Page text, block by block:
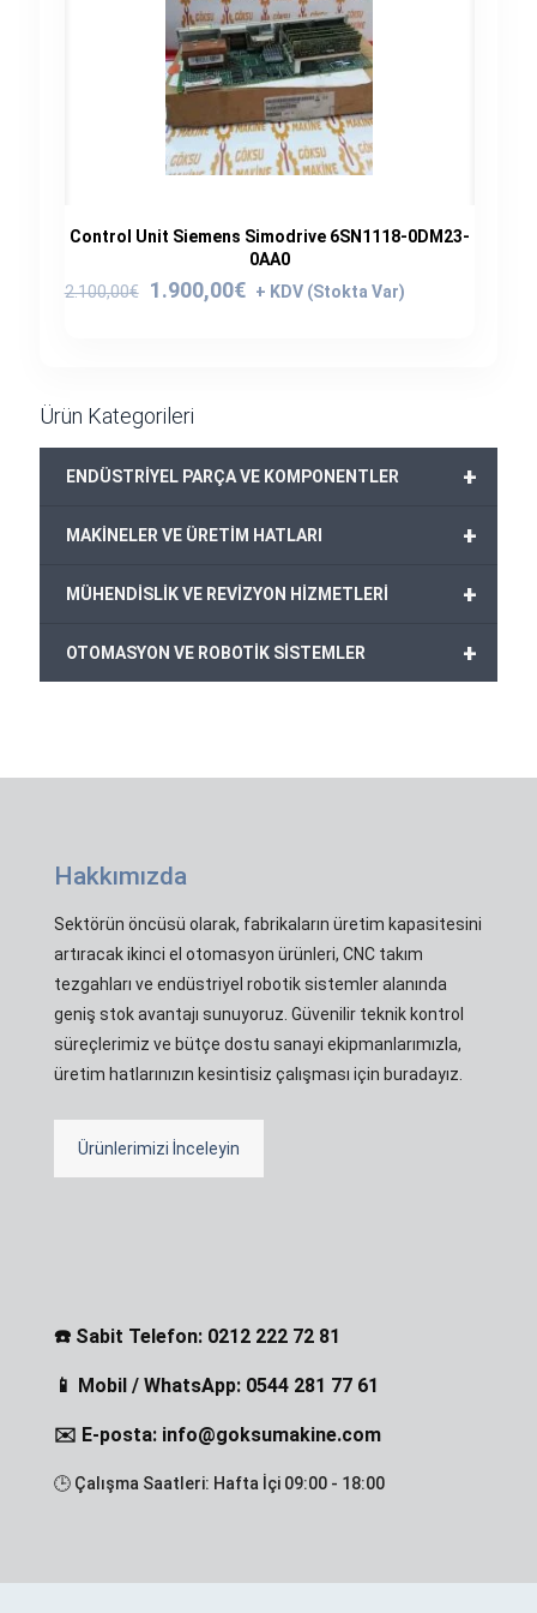
Control Unit Siemens Simodrive 6SN1118-0DM23-
0AA0
2.100,00€
Orijinal
1.900,00€
Şu
Ürün Kategorileri
+
ENDÜSTRİYEL PARÇA VE KOMPONENTLER
+
MAKİNELER VE ÜRETİM HATLARI
+
MÜHENDİSLİK VE REVİZYON HİZMETLERİ
+
OTOMASYON VE ROBOTİK SİSTEMLER
Hakkımızda
Sektörün öncüsü olarak, fabrikaların üretim kapasitesini
artıracak ikinci el otomasyon ürünleri, CNC takım
tezgahları ve endüstriyel robotik sistemler alanında
geniş stok avantajı sunuyoruz. Güvenilir teknik kontrol
süreçlerimiz ve bütçe dostu sanayi ekipmanlarımızla,
üretim hatlarınızın kesintisiz çalışması için buradayız.
Ürünlerimizi İnceleyin
☎️ Sabit Telefon: 0212 222 72 81
📱 Mobil / WhatsApp: 0544 281 77 61
✉️ E-posta: info@goksumakine.com
🕒 Çalışma Saatleri: Hafta İçi 09:00 - 18:00